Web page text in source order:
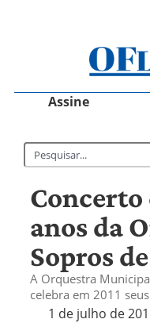
Assine
Concerto
anos da
Sopros
A Orquestra
celebra em 2011
1 de julho de